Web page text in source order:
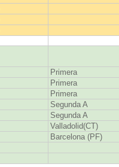
Primera
Primera
Primera
Segunda A
Segunda A
Valladolid(CT)
Barcelona (PF)